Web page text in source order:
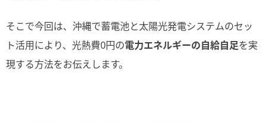
そこで今回は、沖縄で蓄電池と太陽光発電システムのセッ
ト活用により、光熱費0円の電力エネルギーの自給自足を実
現する方法をお伝えします。